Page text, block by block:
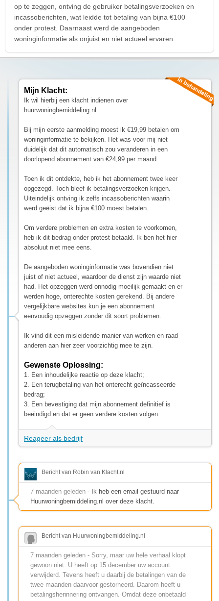
op te zeggen, ontving de gebruiker betalingsverzoeken en
incassoberichten, wat leidde tot betaling van bijna €100
onder protest. Daarnaast werd de aangeboden
woninginformatie als onjuist en niet actueel ervaren.
Mijn Klacht:
Ik wil hierbij een klacht indienen over
huurwoningbemiddeling.nl.
Bij mijn eerste aanmelding moest ik €19,99 betalen om
woninginformatie te bekijken. Het was voor mij niet
duidelijk dat dit automatisch zou veranderen in een
doorlopend abonnement van €24,99 per maand.
Toen ik dit ontdekte, heb ik het abonnement twee keer
opgezegd. Toch bleef ik betalingsverzoeken krijgen.
Uiteindelijk ontving ik zelfs incassoberichten waarin
werd geëist dat ik bijna €100 moest betalen.
Om verdere problemen en extra kosten te voorkomen,
heb ik dit bedrag onder protest betaald. Ik ben het hier
absoluut niet mee eens.
De aangeboden woninginformatie was bovendien niet
juist of niet actueel, waardoor de dienst zijn waarde niet
had. Het opzeggen werd onnodig moeilijk gemaakt en er
werden hoge, onterechte kosten gerekend. Bij andere
vergelijkbare websites kun je een abonnement
eenvoudig opzeggen zonder dit soort problemen.
Ik vind dit een misleidende manier van werken en raad
anderen aan hier zeer voorzichtig mee te zijn.
Gewenste Oplossing:
1. Een inhoudelijke reactie op deze klacht;
2. Een terugbetaling van het onterecht geïncasseerde
bedrag;
3. Een bevestiging dat mijn abonnement definitief is
beëindigd en dat er geen verdere kosten volgen.
Reageer als bedrijf
Bericht van Robin van Klacht.nl
7 maanden geleden - Ik heb een email gestuurd naar
Huurwoningbemiddeling.nl over deze klacht.
Bericht van Huurwoningbemiddeling.nl
7 maanden geleden - Sorry, maar uw hele verhaal klopt
gewoon niet. U heeft op 15 december uw account
verwijderd. Tevens heeft u daarbij de betalingen van de
twee maanden daarvoor gestorneerd. Daarom heeft u
betalingsherinnering ontvangen. Omdat deze onbetaald